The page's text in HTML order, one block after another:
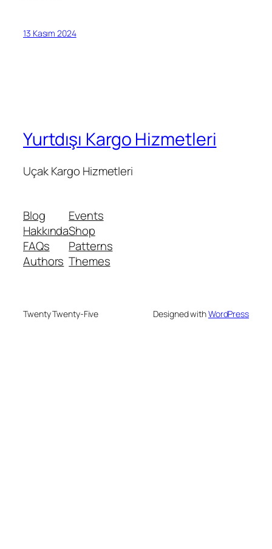
13 Kasım 2024
Yurtdışı Kargo Hizmetleri
Uçak Kargo Hizmetleri
Blog
Hakkında
FAQs
Authors
Events
Shop
Patterns
Themes
Twenty Twenty-Five Designed withWordPress